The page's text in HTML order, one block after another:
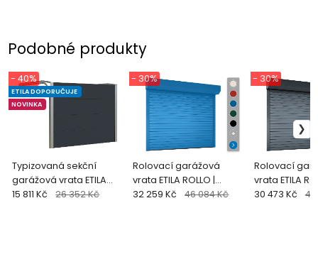
Podobné produkty
Typizovaná sekční
garážová vrata ETILA
SILENT | antracit - RAL
ETILA DOPORUČUJE
NOVINKA
- 40%
15 811 Kč 26 352 Kč
Rolovací garážová
vrata ETILA ROLLO |
nestandardní barvy
- 30%
32 259 Kč 46 084 Kč
Rolovací
vrata ETILA
standardní
- 30%
30 473 Kč 43